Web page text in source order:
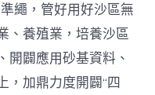
繩，管好用好沙區無
、養殖業，培養沙區
開闢應用砂基資料、
，加鼎力度開闢“四